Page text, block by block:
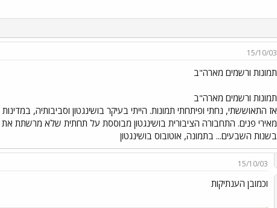
15/10/03
תמונות ורשמים מארה"ב
תמונות ורשמים מארה"ב
אז התאוששתי, נחתי ופיתחתי תמונות. הייתי בעיקר בושינגטון וסביבותיה, במדינות
מאירי פנים. התחבורה הציבורית בושינגטון מבוססת על תחתית שלא מרשתת את
בשנות השבעים... בתמונה, אוטובוס בושינגטון
15/10/03
וכמובן הענתיקות